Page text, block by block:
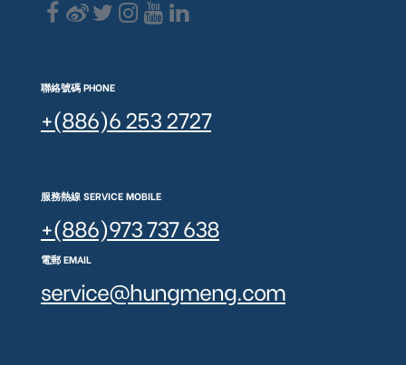
聯絡號碼 PHONE
+(886)6 253 2727
服務熱線 SERVICE MOBILE
+(886)973 737 638
電郵 EMAIL
service@hungmeng.com